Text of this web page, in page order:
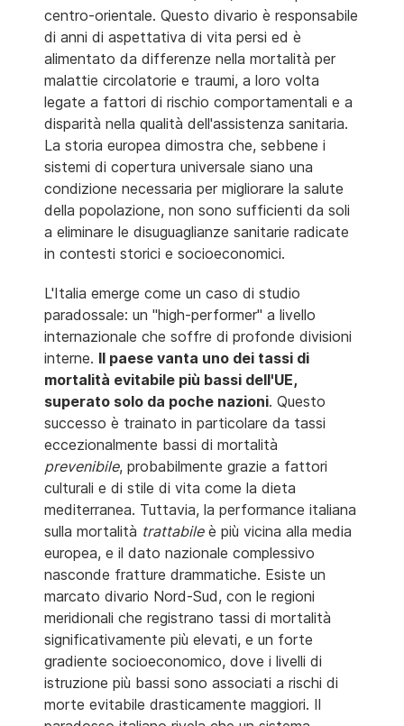
centro-orientale. Questo divario è responsabile
di anni di aspettativa di vita persi ed è
alimentato da differenze nella mortalità per
malattie circolatorie e traumi, a loro volta
legate a fattori di rischio comportamentali e a
disparità nella qualità dell'assistenza sanitaria.
La storia europea dimostra che, sebbene i
sistemi di copertura universale siano una
condizione necessaria per migliorare la salute
della popolazione, non sono sufficienti da soli
a eliminare le disuguaglianze sanitarie radicate
in contesti storici e socioeconomici.
L'Italia emerge come un caso di studio
paradossale: un "high-performer" a livello
internazionale che soffre di profonde divisioni
interne. Il paese vanta uno dei tassi di
mortalità evitabile più bassi dell'UE,
superato solo da poche nazioni. Questo
successo è trainato in particolare da tassi
eccezionalmente bassi di mortalità
prevenibile, probabilmente grazie a fattori
culturali e di stile di vita come la dieta
mediterranea. Tuttavia, la performance italiana
sulla mortalità trattabileè più vicina alla media
europea, e il dato nazionale complessivo
nasconde fratture drammatiche. Esiste un
marcato divario Nord-Sud, con le regioni
meridionali che registrano tassi di mortalità
significativamente più elevati, e un forte
gradiente socioeconomico, dove i livelli di
istruzione più bassi sono associati a rischi di
morte evitabile drasticamente maggiori. Il